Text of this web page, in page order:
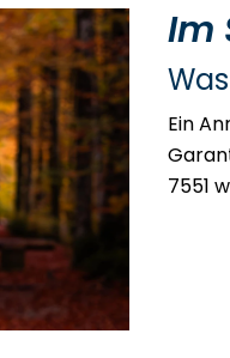
Im
Ein
7551